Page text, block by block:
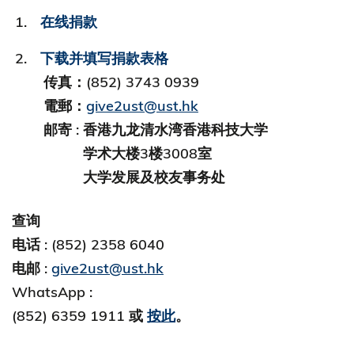
在线捐款
下载并填写捐款表格
传真：(852) 3743 0939
電郵： give2ust@ust.hk
邮寄 : 香港九龙清水湾香港科技大学
学术大楼3楼3008室
大学发展及校友事务处
查询
电话 : (852) 2358 6040
电邮 : give2ust@ust.hk
WhatsApp :
(852) 6359 1911 或 按此。